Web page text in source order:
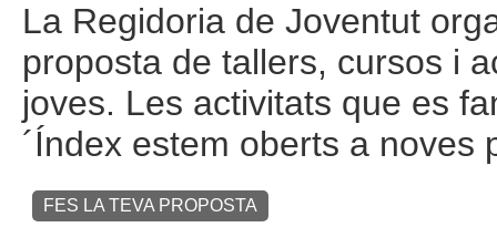
La Regidoria de Joventut
proposta de tallers, cursos i
joves. Les activitats que es
´Índex estem oberts a noves
FES LA TEVA PROPOSTA